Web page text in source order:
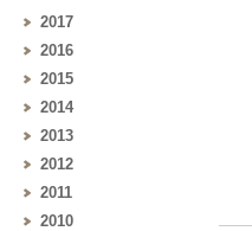
2017
2016
2015
2014
2013
2012
2011
2010